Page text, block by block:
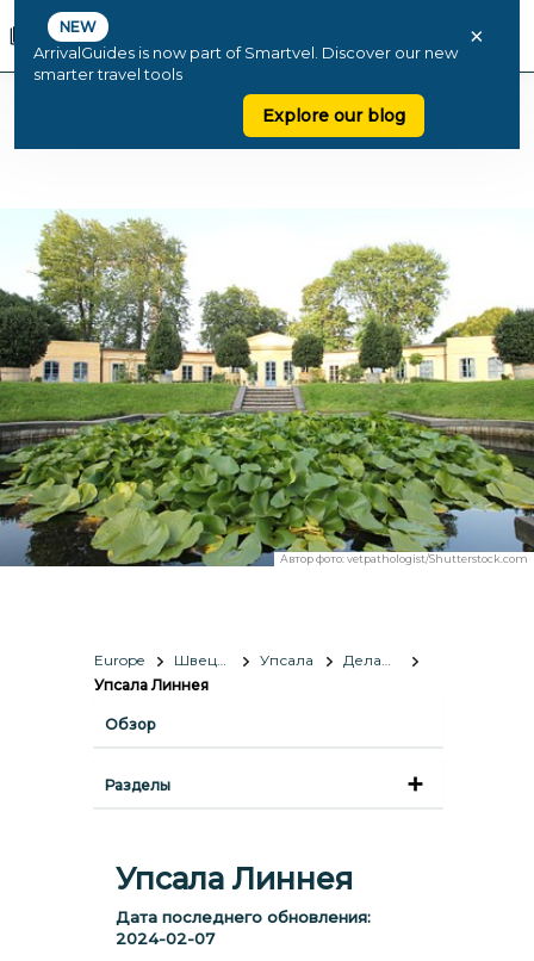
NEW
ArrivalGuides is now part of Smartvel. Discover our new
smarter travel tools
Explore our blog
×
Автор фото:vetpathologist/Shutterstock.com
Europe Швеция Упсала
Делайте И Смотрите
Упсала Линнея
Обзор
Разделы
Упсала Линнея
Дата последнего обновления:
2024-02-07